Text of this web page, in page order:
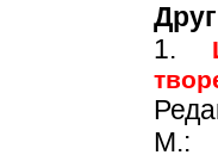
1.
М.: